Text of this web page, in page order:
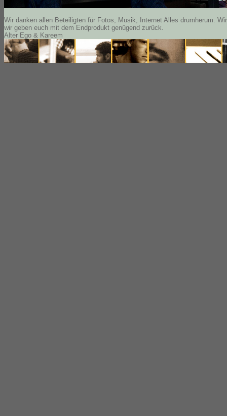
Wir danken allen Beteiligten für Fotos, Musik, Internet Alles drumherum.
wir geben euch mit dem Endprodukt genügend zurück.
Alter Ego & Kareem